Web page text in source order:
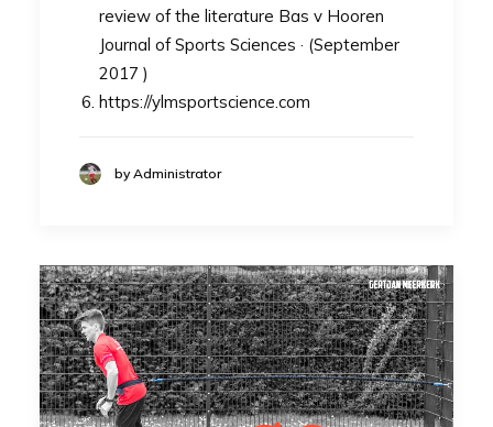
review of the literature Bas v Hooren
Journal of Sports Sciences · (September
2017 )
https://ylmsportscience.com
by Administrator